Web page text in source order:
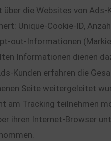
die Websites von
Unique-Cookie-ID,
out-Informationen
Informationen dienen
Kunden erfahren die
Seite weitergeleitet
am Tracking teilnehmen
ihren Internet-Browser